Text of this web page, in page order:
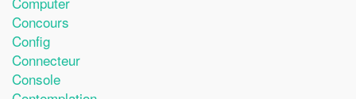
Concours
Config
Connecteur
Console